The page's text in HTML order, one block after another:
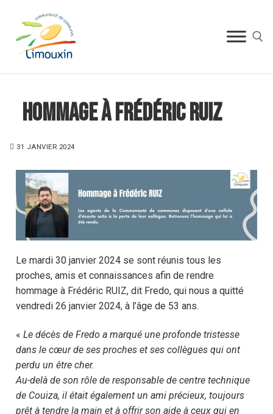
Hommage à Frédéric RUIZ
31 JANVIER 2024
Le mardi 30 janvier 2024 se sont réunis tous les
proches, amis et connaissances afin de rendre
hommage à Frédéric RUIZ, dit Fredo, qui nous a quitté
vendredi 26 janvier 2024, à l’âge de 53 ans.
« Le décès de Fredo a marqué une profonde tristesse
dans le cœur de ses proches et ses collègues qui ont
perdu un être cher.
Au-delà de son rôle de responsable de centre technique
de Couiza, il était également un ami précieux, toujours
prêt à tendre la main et à offrir son aide à ceux qui en